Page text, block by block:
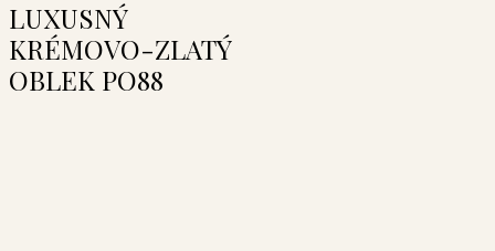
LUXUSNÝ
KRÉMOVO-ZLATÝ
OBLEK PO88